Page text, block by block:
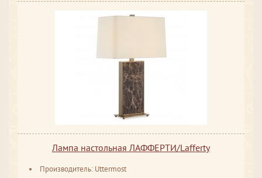
Лампа настольная ЛАФФЕРТИ/Lafferty
Производитель: Uttermost